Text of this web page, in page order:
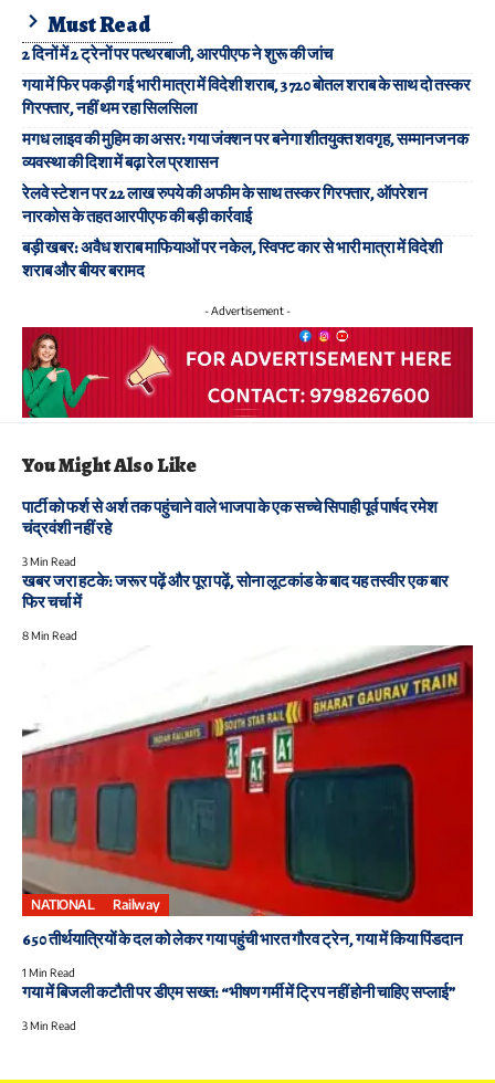
Must Read
2 दिनों में 2 ट्रेनों पर पत्थरबाजी, आरपीएफ ने शुरू की जांच
गया में फिर पकड़ी गई भारी मात्रा में विदेशी शराब, 3720 बोतल शराब के साथ दो तस्कर
गिरफ्तार, नहीं थम रहा सिलसिला
मगध लाइव की मुहिम का असर: गया जंक्शन पर बनेगा शीतयुक्त शवगृह, सम्मानजनक
व्यवस्था की दिशा में बढ़ा रेल प्रशासन
रेलवे स्टेशन पर 22 लाख रुपये की अफीम के साथ तस्कर गिरफ्तार, ऑपरेशन
नारकोस के तहत आरपीएफ की बड़ी कार्रवाई
बड़ी खबर: अवैध शराब माफियाओं पर नकेल, स्विफ्ट कार से भारी मात्रा में विदेशी
शराब और बीयर बरामद
- Advertisement -
You Might Also Like
पार्टी को फर्श से अर्श तक पहुंचाने वाले भाजपा के एक सच्चे सिपाही पूर्व पार्षद रमेश
चंद्रवंशी नहीं रहे
3 Min Read
खबर जरा हटके: जरूर पढ़ें और पूरा पढ़ें, सोना लूटकांड के बाद यह तस्वीर एक बार
फिर चर्चा में
8 Min Read
NATIONAL Railway
650 तीर्थयात्रियों के दल को लेकर गया पहुंची भारत गौरव ट्रेन, गया में किया पिंडदान
1 Min Read
गया में बिजली कटौती पर डीएम सख्त: “भीषण गर्मी में ट्रिप नहीं होनी चाहिए सप्लाई”
3 Min Read